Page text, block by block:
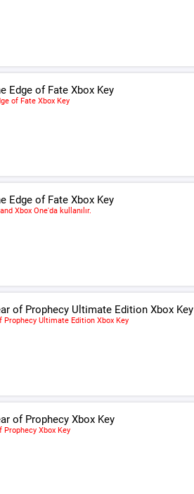
Edge of Fate Xbox Key
of Fate Xbox Key
Edge of Fate Xbox Key
Xbox One'da kullanılır.
of Prophecy Ultimate Edition Xbox Key
Prophecy Ultimate Edition Xbox Key
of Prophecy Xbox Key
Prophecy Xbox Key